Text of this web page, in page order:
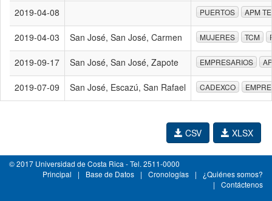
2019-04-08 PUERTOS APM
2019-04-03 San José, San José, Carmen MUJERES TCM
2019-09-17 San José, San José, Zapote EMPRESARIOS
2019-07-09 San José, Escazú, San Rafael CADEXCO
XLSX
CSV
© 2017 Universidad de Costa Rica - Tel. 2511-0000
Principal
| Base de Datos | Cronologías |
¿Quiénes somos?
|
Contáctenos